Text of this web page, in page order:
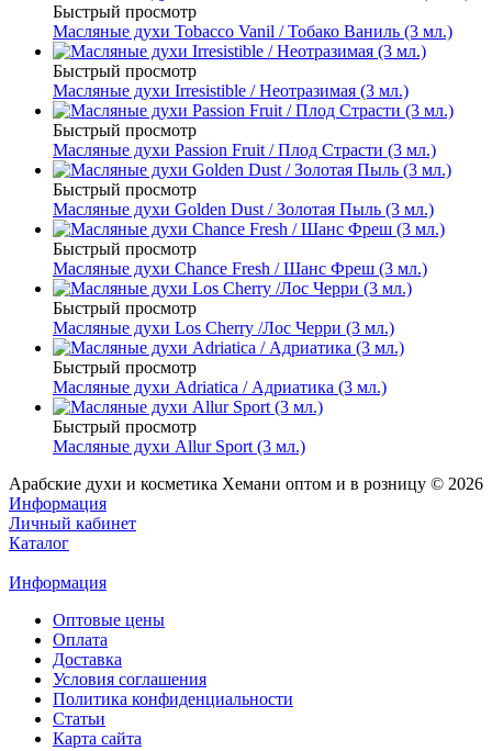
Быстрый просмотр
Масляные духи Tobacco Vanil / Тобако Ваниль (3 мл.)
Быстрый просмотр
Масляные духи Irresistible / Неотразимая (3 мл.)
Быстрый просмотр
Масляные духи Passion Fruit / Плод Страсти (3 мл.)
Быстрый просмотр
Масляные духи Golden Dust / Золотая Пыль (3 мл.)
Быстрый просмотр
Масляные духи Chance Fresh / Шанс Фреш (3 мл.)
Быстрый просмотр
Масляные духи Los Cherry /Лос Черри (3 мл.)
Быстрый просмотр
Масляные духи Adriatica / Адриатика (3 мл.)
Быстрый просмотр
Масляные духи Allur Sport (3 мл.)
Арабские духи и косметика Хемани оптом и в розницу © 2026
Информация
Личный кабинет
Каталог
Информация
Оптовые цены
Оплата
Доставка
Условия соглашения
Политика конфиденциальности
Статьи
Карта сайта